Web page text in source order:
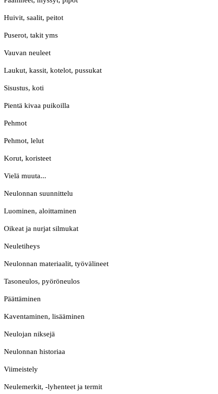
Huivit, saalit, peitot
Puserot, takit yms
Vauvan neuleet
Laukut, kassit, kotelot, pussukat
Sisustus, koti
Pientä kivaa puikoilla
Pehmot
Pehmot, lelut
Korut, koristeet
Vielä muuta...
Neulonnan suunnittelu
Luominen, aloittaminen
Oikeat ja nurjat silmukat
Neuletiheys
Neulonnan materiaalit, työvälineet
Tasoneulos, pyöröneulos
Päättäminen
Kaventaminen, lisääminen
Neulojan niksejä
Neulonnan historiaa
Viimeistely
Neulemerkit, -lyhenteet ja termit